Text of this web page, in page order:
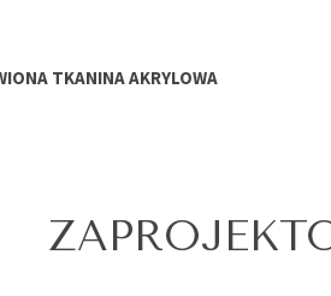
TKANINA AKRYLOWA